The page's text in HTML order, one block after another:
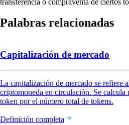
Palabras relacionadas
Capitalización de mercado
La capitalización de mercado se refiere
criptomoneda en circulación. Se
token por el número total de tokens.
Definición completa